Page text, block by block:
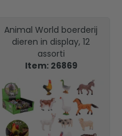
Animal World boerderij
dieren in display, 12
assorti
Item: 26869